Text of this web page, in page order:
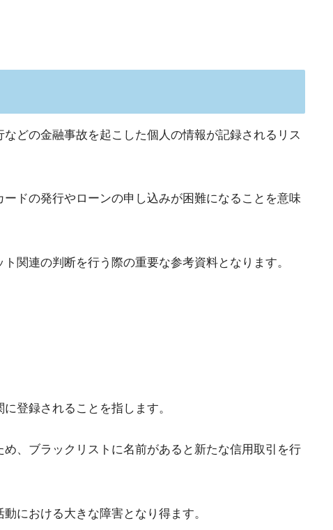
どの金融事故を起こした個人の情報が記録されるリス
ドの発行やローンの申し込みが困難になることを意味
関連の判断を行う際の重要な参考資料となります。
登録されることを指します。
、ブラックリストに名前があると新たな信用取引を行
における大きな障害となり得ます。